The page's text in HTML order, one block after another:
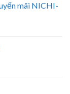
mãi NICHI-